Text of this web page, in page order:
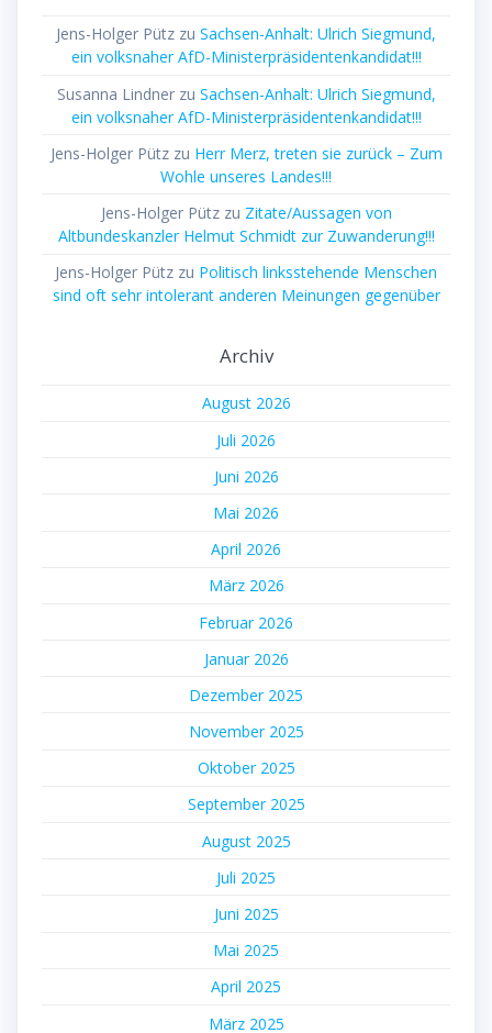
Jens-Holger Pütz zu Sachsen-Anhalt: Ulrich Siegmund,
ein volksnaher AfD-Ministerpräsidentenkandidat!!!
Susanna Lindnerzu Sachsen-Anhalt: Ulrich Siegmund,
ein volksnaher AfD-Ministerpräsidentenkandidat!!!
Jens-Holger Pützzu Herr Merz, treten sie zurück – Zum
Wohle unseres Landes!!!
Jens-Holger Pützzu Zitate/Aussagen von
Altbundeskanzler Helmut Schmidt zur Zuwanderung!!!
Jens-Holger Pütz zu Politisch linksstehende Menschen
sind oft sehr intolerant anderen Meinungen gegenüber
Archiv
August 2026
Juli 2026
Juni 2026
Mai 2026
April 2026
März 2026
Februar 2026
Januar 2026
Dezember 2025
November 2025
Oktober 2025
September 2025
August 2025
Juli 2025
Juni 2025
Mai 2025
April 2025
März 2025